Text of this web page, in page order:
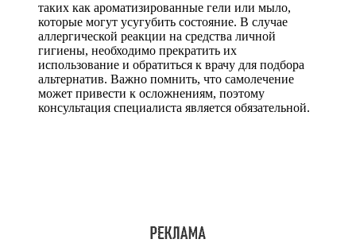
таких как ароматизированные гели или мыло,
которые могут усугубить состояние. В случае
аллергической реакции на средства личной
гигиены, необходимо прекратить их
использование и обратиться к врачу для подбора
альтернатив. Важно помнить, что самолечение
может привести к осложнениям, поэтому
консультация специалиста является обязательной.